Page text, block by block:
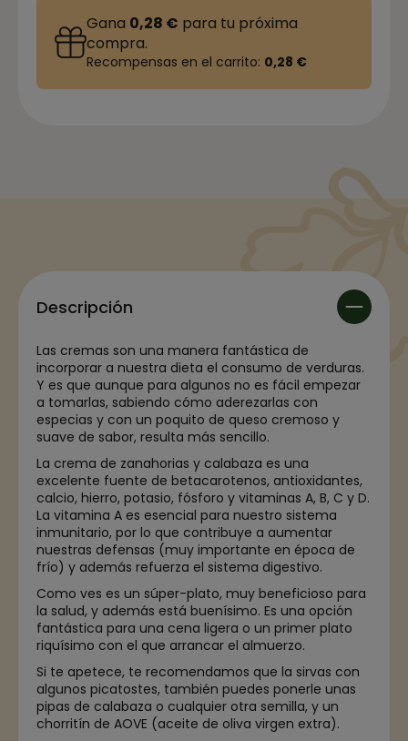
Gana 0,28 € para tu próxima
compra.
Recompensas en el carrito: 0,28 €
Descripción
Las cremas son una manera fantástica de
incorporar a nuestra dieta el consumo de verduras.
Y es que aunque para algunos no es fácil empezar
a tomarlas, sabiendo cómo aderezarlas con
especias y con un poquito de queso cremoso y
suave de sabor, resulta más sencillo.
La crema de zanahorias y calabaza es una
excelente fuente de betacarotenos, antioxidantes,
calcio, hierro, potasio, fósforo y vitaminas A, B, C y D.
La vitamina A es esencial para nuestro sistema
inmunitario, por lo que contribuye a aumentar
nuestras defensas (muy importante en época de
frío) y además refuerza el sistema digestivo.
Como ves es un súper-plato, muy beneficioso para
la salud, y además está buenísimo. Es una opción
fantástica para una cena ligera o un primer plato
riquísimo con el que arrancar el almuerzo.
Si te apetece, te recomendamos que la sirvas con
algunos picatostes, también puedes ponerle unas
pipas de calabaza o cualquier otra semilla, y un
chorritín de AOVE (aceite de oliva virgen extra).